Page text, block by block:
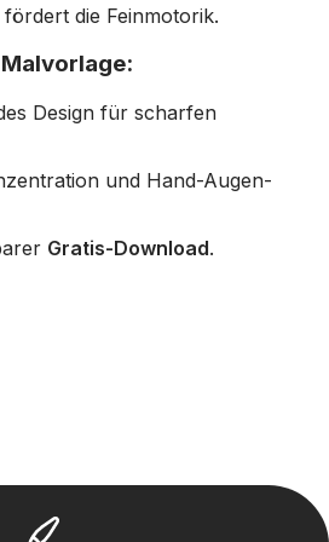
die Feinmotorik.
Design für scharfen
und Hand-Augen-
Gratis-Download.